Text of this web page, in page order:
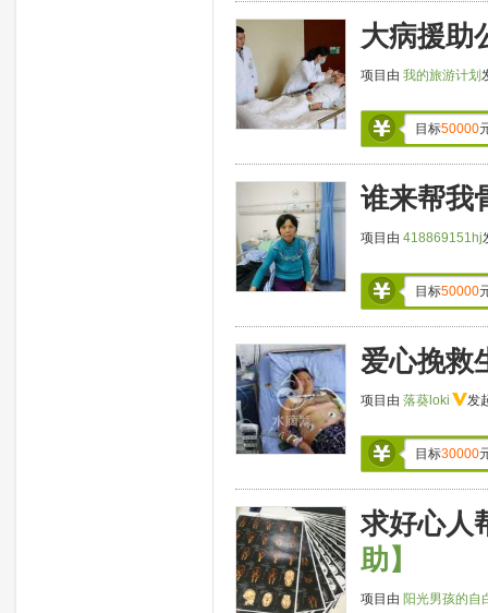
大病援助
项目由 我的旅游计划
目标50000
谁来帮我骨
项目由 418869151hj
目标50000
爱心挽救
项目由 落葵loki 发
目标30000
求好心人
助】
项目由 阳光男孩的自